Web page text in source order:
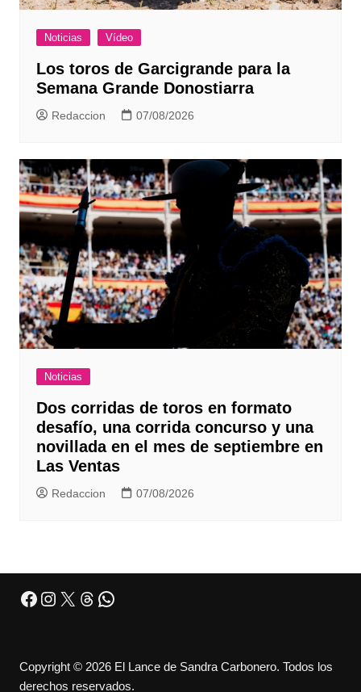
Noticias Vídeo
Los toros de Garcigrande para la
Semana Grande Donostiarra
Redaccion 07/08/2026
Noticias
Dos corridas de toros en formato
desafío, una corrida concurso y una
novillada en el mes de septiembre en
Las Ventas
Redaccion 07/08/2026
Facebook Instagram X Threads WhatsApp
Copyright © 2026 El Lance de Sandra Carbonero. Todos los
derechos reservados.